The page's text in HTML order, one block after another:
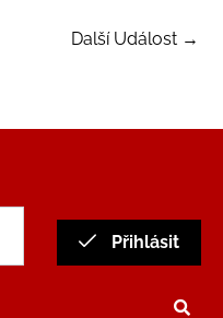
Další Událost →
Přihlásit